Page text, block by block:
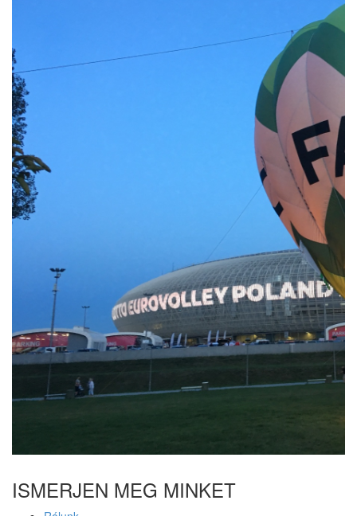
ISMERJEN MEG MINKET